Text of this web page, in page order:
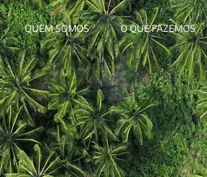
QUEM SOMOS O QUE FAZEMOS